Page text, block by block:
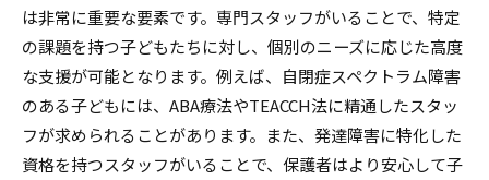
は非常に重要な要素です。専門スタッフがいることで、特定
の課題を持つ子どもたちに対し、個別のニーズに応じた高度
な支援が可能となります。例えば、自閉症スペクトラム障害
のある子どもには、ABA療法やTEACCH法に精通したスタッ
フが求められることがあります。また、発達障害に特化した
資格を持つスタッフがいることで、保護者はより安心して子